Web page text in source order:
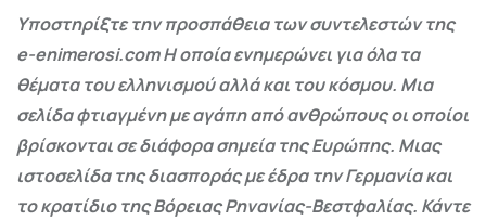
Υποστηρίξτε την προσπάθεια των συντελεστών της
e-enimerosi.com Η οποία ενημερώνει για όλα τα
θέματα του ελληνισμού αλλά και του κόσμου. Μια
σελίδα φτιαγμένη με αγάπη από ανθρώπους οι οποίοι
βρίσκονται σε διάφορα σημεία της Ευρώπης. Μιας
ιστοσελίδα της διασποράς με έδρα την Γερμανία και
το κρατίδιο της Βόρειας Ρηνανίας-Βεστφαλίας. Κάντε